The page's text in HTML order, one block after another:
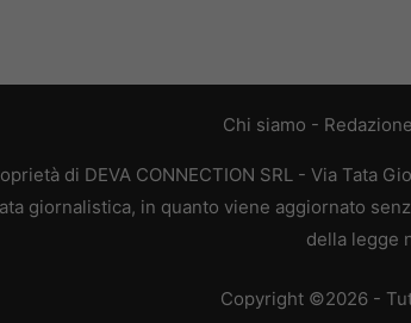
Chi siamo - Redazione
di DEVA CONNECTION SRL - Via Tata
giornalistica, in quanto viene aggiornato
della legge
Copyright ©2026 -